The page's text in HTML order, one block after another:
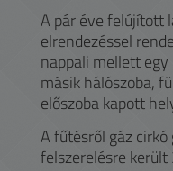
A pár éve felújított
elrendezéssel
nappali mellett
másik hálószoba,
előszoba kapott
A fűtésről gáz
felszerelésre